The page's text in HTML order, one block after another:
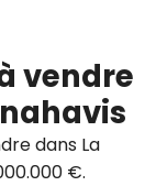
vendre
dans La
€.